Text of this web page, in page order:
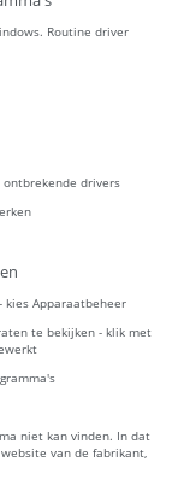
Routine driver
drivers
kies Apparaatbeheer
te bekijken - klik met
niet kan vinden. In dat
van de fabrikant,